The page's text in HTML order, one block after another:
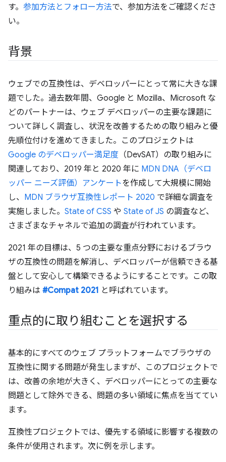
す。 参加方法とフォロー方法で、参加方法をご確認くださ
い。
背景
ウェブでの互換性は、デベロッパーにとって常に大きな課
題でした。過去数年間、Google と Mozilla、Microsoft な
どのパートナーは、ウェブ デベロッパーの主要な課題に
ついて詳しく調査し、状況を改善するための取り組みと優
先順位付けを進めてきました。このプロジェクトは
Google のデベロッパー満足度 （DevSAT）の取り組みに
関連しており、2019 年と 2020 年に MDN DNA（デベロ
ッパー ニーズ評価）アンケートを作成して大規模に開始
し、 MDN ブラウザ互換性レポート 2020 で詳細な調査を
実施しました。 State of CSS や State of JS の調査など、
さまざまなチャネルで追加の調査が行われています。
2021 年の目標は、5 つの主要な重点分野におけるブラウ
ザの互換性の問題を解消し、デベロッパーが信頼できる基
盤として安心して構築できるようにすることです。この取
り組みは #Compat 2021 と呼ばれています。
重点的に取り組むことを選択する
基本的にすべてのウェブ プラットフォームでブラウザの
互換性に関する問題が発生しますが、このプロジェクトで
は、改善の余地が大きく、デベロッパーにとっての主要な
問題として除外できる、問題の多い領域に焦点を当ててい
ます。
互換性プロジェクトでは、優先する領域に影響する複数の
条件が使用されます。次に例を示します。